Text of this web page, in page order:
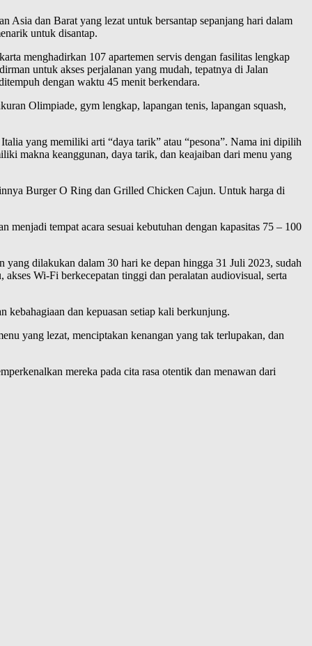
Asia dan Barat yang lezat untuk bersantap sepanjang hari dalam
untuk disantap.
menghadirkan 107 apartemen servis dengan fasilitas lengkap
untuk akses perjalanan yang mudah, tepatnya di Jalan
dengan waktu 45 menit berkendara.
Olimpiade, gym lengkap, lapangan tenis, lapangan squash,
yang memiliki arti “daya tarik” atau “pesona”. Nama ini dipilih
makna keanggunan, daya tarik, dan keajaiban dari menu yang
Burger O Ring dan Grilled Chicken Cajun. Untuk harga di
menjadi tempat acara sesuai kebutuhan dengan kapasitas 75 – 100
yang dilakukan dalam 30 hari ke depan hingga 31 Juli 2023, sudah
Wi-Fi berkecepatan tinggi dan peralatan audiovisual, serta
kebahagiaan dan kepuasan setiap kali berkunjung.
yang lezat, menciptakan kenangan yang tak terlupakan, dan
mereka pada cita rasa otentik dan menawan dari